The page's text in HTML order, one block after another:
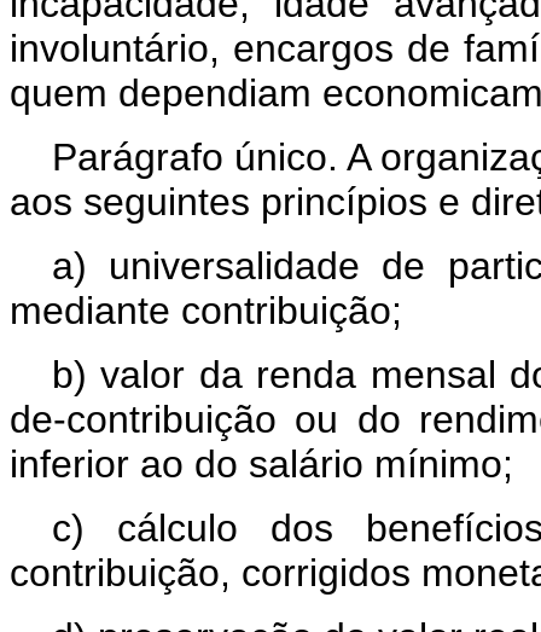
involuntário, encargos de
quem dependiam
Parágrafo único. A
aos seguintes princípios e
a) universalidade de
mediante contribuição;
b) valor da renda mensal
de-contribuição ou do
inferior ao do salário mínimo;
c) cálculo dos
contribuição, corrigidos